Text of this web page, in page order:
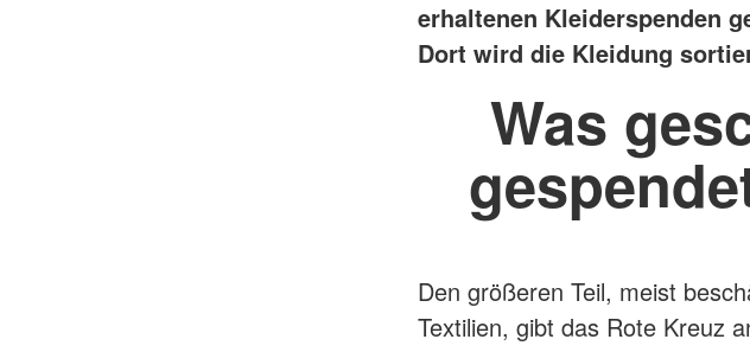
erhaltenen Kleiderspenden
Dort wird die Kleidung
Was
Den größeren Teil, meist
Textilien, gibt das Rote Kreuz